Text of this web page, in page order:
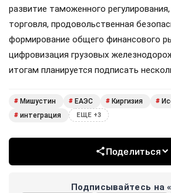
развитие таможенного
торговля, продовольственная
формирование общего финансового
цифровизация грузовых
итогам планируется подписать
# Мишустин # ЕАЭС # Киргизия #
# интеграция ЕЩЕ +3
Поделиться
Подписывайтесь на